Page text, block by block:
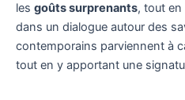
les goûts surprenants, tout
dans un dialogue autour des
contemporains parviennent à
tout en y apportant une